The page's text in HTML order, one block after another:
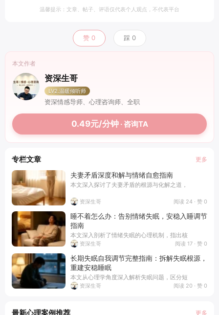
温馨提示：文章、帖子、评语仅代表个人观点，不代表平台
赞 0 踩 0
本文作者
资深生哥
LV2.温暖倾听师
资深情感导师、心理咨询师、全职
0.49元/分钟· 咨询TA
专栏文章 更多
夫妻矛盾深度和解与情绪自愈指南
本文深入探讨了夫妻矛盾的根源与化解之道，
资深生哥 阅读 24 · 赞 0
睡不着怎么办：告别情绪失眠，安稳入睡调节
指南
本文深入剖析了情绪失眠的心理机制，指出核
资深生哥 阅读 17 · 赞 0
长期失眠自我调节完整指南：拆解失眠根源，
重建安稳睡眠
本文从心理学角度深入解析失眠问题，区分短
资深生哥 阅读 20 · 赞 0
最新心理案例推荐 更多